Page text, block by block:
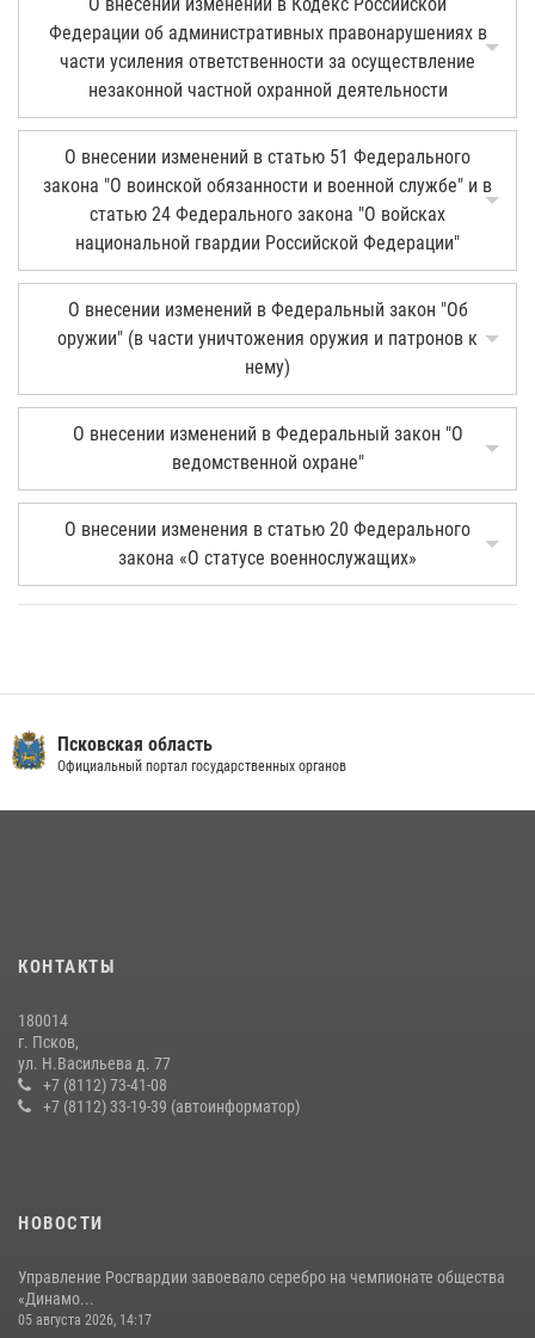
Федерации об административных правонарушениях в
части усиления ответственности за осуществление
незаконной частной охранной деятельности
О внесении изменений в статью 51 Федерального
закона "О воинской обязанности и военной службе" и в
статью 24 Федерального закона "О войсках
национальной гвардии Российской Федерации"
О внесении изменений в Федеральный закон "Об
оружии" (в части уничтожения оружия и патронов к
нему)
О внесении изменений в Федеральный закон "О
ведомственной охране"
О внесении изменения в статью 20 Федерального
закона «О статусе военнослужащих»
Псковская область
Официальный портал государственных органов
КОНТАКТЫ
180014
г. Псков,
ул. Н.Васильева д. 77
+7 (8112) 73-41-08
+7 (8112) 33-19-39 (автоинформатор)
НОВОСТИ
Управление Росгвардии завоевало серебро на чемпионате общества
«Динамо...
05 августа 2026, 14:17